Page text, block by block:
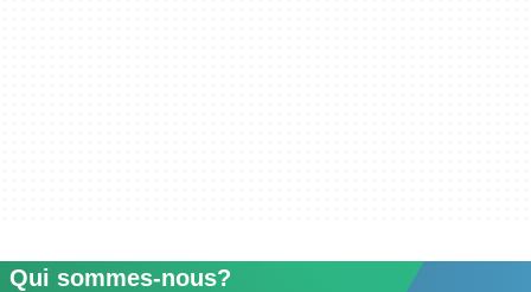
Qui sommes-nous?